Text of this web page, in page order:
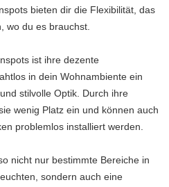
bieten dir die Flexibilität, das
wo du es brauchst.
ist ihre dezente
in dein Wohnambiente ein
stilvolle Optik. Durch ihre
wenig Platz ein und können auch
problemlos installiert werden.
nicht nur bestimmte Bereiche in
sondern auch eine